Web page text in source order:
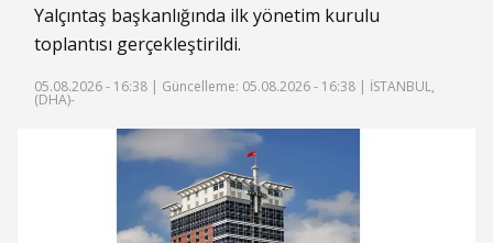
Yalçıntaş başkanlığında ilk yönetim kurulu
toplantısı gerçekleştirildi.
05.08.2026 - 16:38 | Güncelleme: 05.08.2026 - 16:38 | İSTANBUL,
(DHA)-